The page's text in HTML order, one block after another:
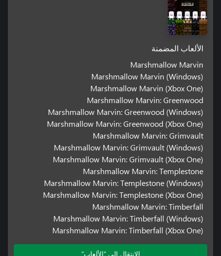
الألعاب المضمنة
Marshmallow Marvin
Marshmallow Marvin (Windows)
Marshmallow Marvin (Xbox One)
Marshmallow Marvin: Greenwood
Marshmallow Marvin: Greenwood (Windows)
Marshmallow Marvin: Greenwood (Xbox One)
Marshmallow Marvin: Grimvault
Marshmallow Marvin: Grimvault (Windows)
Marshmallow Marvin: Grimvault (Xbox One)
Marshmallow Marvin: Templestone
Marshmallow Marvin: Templestone (Windows)
Marshmallow Marvin: Templestone (Xbox One)
Marshmallow Marvin: Timberfall
Marshmallow Marvin: Timberfall (Windows)
Marshmallow Marvin: Timberfall (Xbox One)
الانتقال إلى "الألعاب"